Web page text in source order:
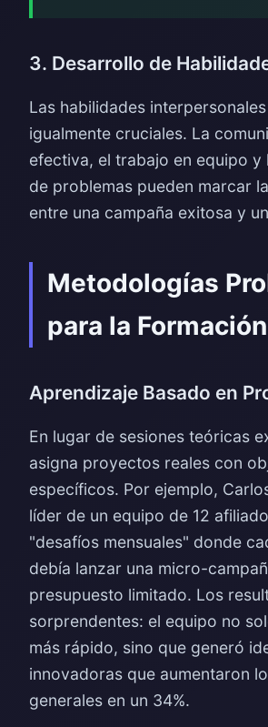
3. Desarrollo de
Las habilidades
igualmente cruciales. La
efectiva, el trabajo en equipo y
de problemas pueden marcar
entre una campaña exitosa y
Metodologías
para la
Aprendizaje Basado en
En lugar de sesiones teóricas
asigna proyectos reales con
específicos. Por ejemplo,
líder de un equipo de 12
"desafíos mensuales" donde
debía lanzar una micro-
presupuesto limitado. Los
sorprendentes: el equipo no
más rápido, sino que generó
innovadoras que aumentaron
generales en un 34%.